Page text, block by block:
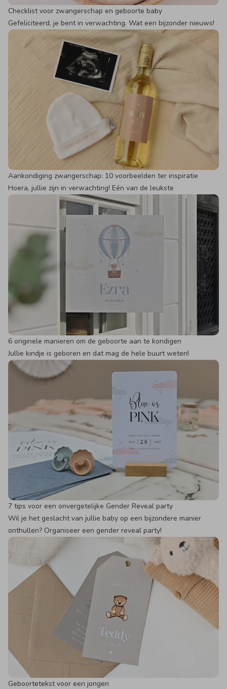
Checklist voor zwangerschap en geboorte baby
Gefeliciteerd, je bent in verwachting. Wat een bijzonder nieuws!
Aankondiging zwangerschap: 10 voorbeelden ter inspiratie
Hoera, jullie zijn in verwachting! Eén van de leukste
6 originele manieren om de geboorte aan te kondigen
Jullie kindje is geboren en dat mag de hele buurt weten!
7 tips voor een onvergetelijke Gender Reveal party
Wil je het geslacht van jullie baby op een bijzondere manier
onthullen? Organiseer een gender reveal party!
Geboortetekst voor een jongen